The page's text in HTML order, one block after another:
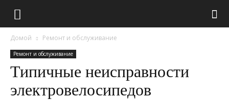
Домой Ремонт и обслуживание
Ремонт и обслуживание
Типичные неисправности
электровелосипедов